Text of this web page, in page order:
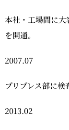
本社・工場間に大
を開通。
2007.07
プリプレス部に検
2013.02